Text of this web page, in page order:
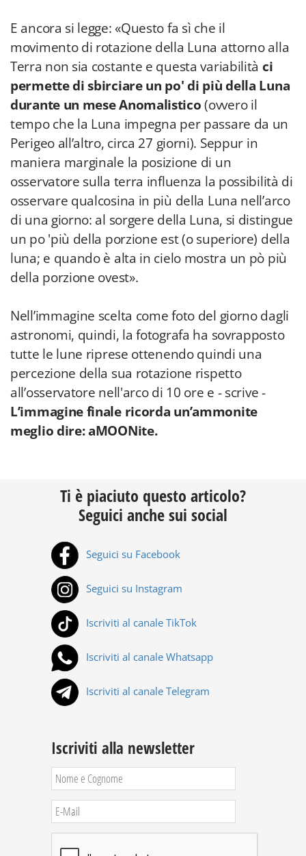
E ancora si legge: «Questo fa sì che il
movimento di rotazione della Luna attorno alla
Terra non sia costante e questa variabilità ci
permette di sbirciare un po' di più della Luna
durante un mese Anomalistico(ovvero il
tempo che la Luna impegna per passare da un
Perigeo all’altro, circa 27 giorni). Seppur in
maniera marginale la posizione di un
osservatore sulla terra influenza la possibilità di
osservare qualcosina in più della Luna nell’arco
di una giorno: al sorgere della Luna, si distingue
un po 'più della porzione est (o superiore) della
luna; e quando è alta in cielo mostra un pò più
della porzione ovest».
Nell’immagine scelta come foto del giorno dagli
astronomi, quindi, la fotografa ha sovrapposto
tutte le lune riprese ottenendo quindi una
percezione della sua rotazione rispetto
all’osservatore nell'arco di 10 ore e - scrive -
L’immagine finale ricorda un’ammonite
meglio dire: aMOONite.
Ti è piaciuto questo articolo?
Seguici anche sui social
Seguici su Facebook
Seguici su Instagram
Iscriviti al canale TikTok
Iscriviti al canale Whatsapp
Iscriviti al canale Telegram
Iscriviti alla newsletter